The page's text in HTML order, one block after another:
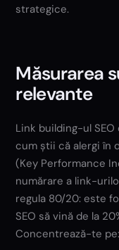
strategice.
Măsurarea
relevante
Link building-ul
cum știi că alergi în
(Key Performance
numărare a link-
regula 80/20: este
SEO să vină de la
Concentrează-te pe: